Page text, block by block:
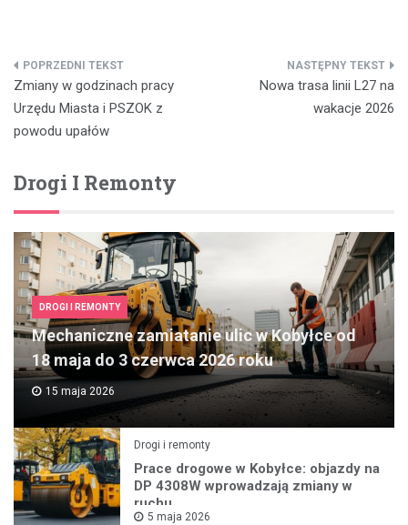
Nawigacja
wpisu
Zmiany w godzinach pracy
Urzędu Miasta i PSZOK z
powodu upałów
Nowa trasa linii L27 na
wakacje 2026
Drogi I Remonty
DROGI I REMONTY
Mechaniczne zamiatanie ulic w Kobyłce od
18 maja do 3 czerwca 2026 roku
15 maja 2026
Drogi i remonty
Prace drogowe w Kobyłce: objazdy na
DP 4308W wprowadzają zmiany w
ruchu
5 maja 2026